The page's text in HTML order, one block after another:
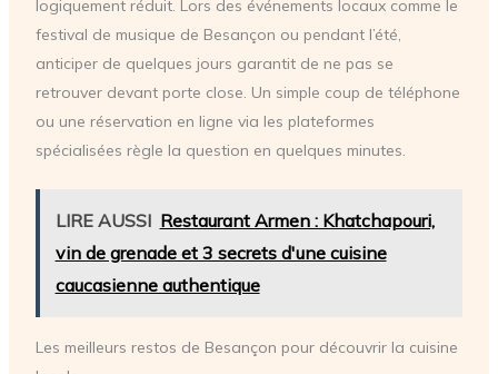
logiquement réduit. Lors des événements locaux comme le
festival de musique de Besançon ou pendant l’été,
anticiper de quelques jours garantit de ne pas se
retrouver devant porte close. Un simple coup de téléphone
ou une réservation en ligne via les plateformes
spécialisées règle la question en quelques minutes.
LIRE AUSSI Restaurant Armen : Khatchapouri,
vin de grenade et 3 secrets d'une cuisine
caucasienne authentique
Les meilleurs restos de Besançon pour découvrir la cuisine